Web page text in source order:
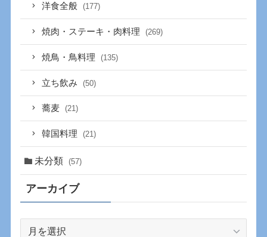
洋食全般 (177)
焼肉・ステーキ・肉料理 (269)
焼鳥・鳥料理 (135)
立ち飲み (50)
蕎麦 (21)
韓国料理 (21)
未分類 (57)
アーカイブ